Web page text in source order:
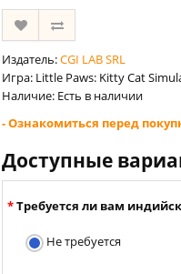
Издатель:CGI LAB SRL
Игра: Little Paws: Kitty Cat
Наличие: Есть в наличии
- Ознакомиться перед
Доступные
Требуется ли вам
Не требуется